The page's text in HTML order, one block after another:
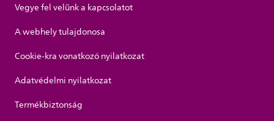
Vegye fel velünk a kapcsolatot
A webhely tulajdonosa
Cookie-kra vonatkozó nyilatkozat
Adatvédelmi nyilatkozat
Termékbiztonság